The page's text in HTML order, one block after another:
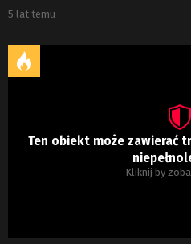
5 lat temu
Ten obiekt może zawierać
Kliknij by